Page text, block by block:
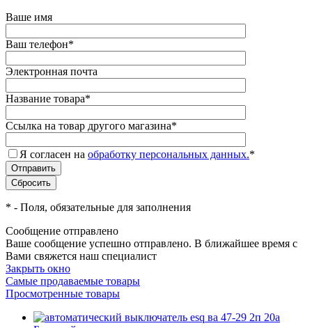
Ваше имя
Ваш телефон*
Электронная почта
Название товара*
Ссылка на товар другого магазина*
Я согласен на обработку персональных данных.*
* - Поля, обязательные для заполнения
Сообщение отправлено
Ваше сообщение успешно отправлено. В ближайшее время с
Вами свяжется наш специалист
Закрыть окно
Самые продаваемые товары
Просмотренные товары